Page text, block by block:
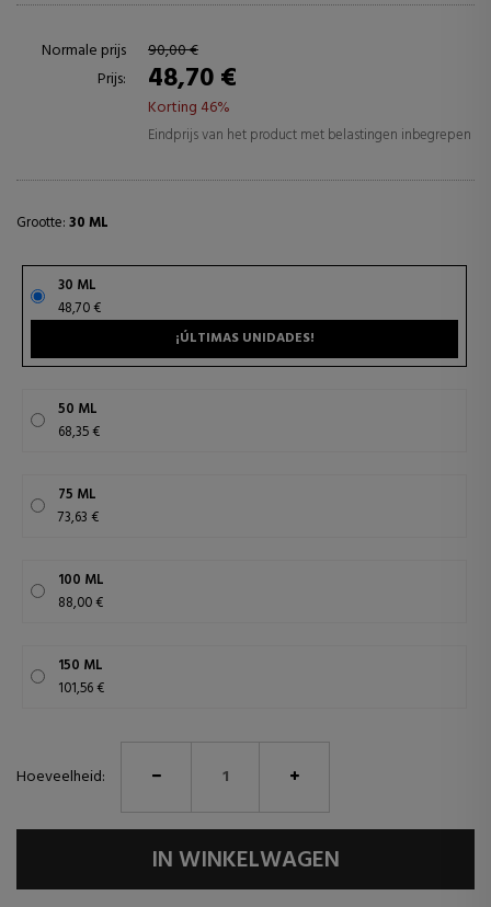
Normale prijs
90,00 €
Prijs:
48,70 €
Korting 46%
Eindprijs van het product met belastingen inbegrepen
Grootte: 30 ML
30 ML
48,70 €
¡ÚLTIMAS UNIDADES!
50 ML
68,35 €
75 ML
73,63 €
100 ML
88,00 €
150 ML
101,56 €
Hoeveelheid:
IN WINKELWAGEN